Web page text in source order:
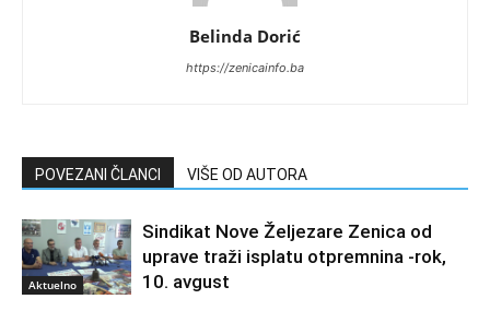
Belinda Dorić
https://zenicainfo.ba
POVEZANI ČLANCI VIŠE OD AUTORA
Aktuelno
Sindikat Nove Željezare Zenica od
uprave traži isplatu otpremnina -rok,
10. avgust